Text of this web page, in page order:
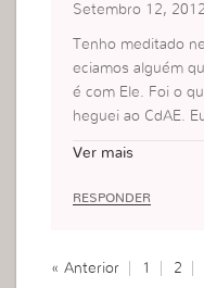
Setembro 12,
Tenho meditado
eciamos alguém
é com Ele. Foi o
heguei ao CdAE.
Ver mais
RESPONDER
« Anterior 1 2